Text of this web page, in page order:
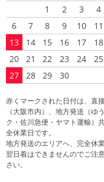
1 2 3 4
6
7 8 9 10 11
13
14 15 16 17 18
20
21 22 23 24 25
27
28 29 30
赤くマークされた日付は、直
（大阪市内）、地方発送（ゆ
ク・佐川急便・ヤマト運輸）
全休業日です。
地方発送のエリアへ、完全休
翌日着はできませんのでご注
さい。